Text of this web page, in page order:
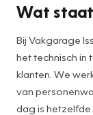
Wat
Bij Vakgarage
het technisch in
klanten. We
van
dag is